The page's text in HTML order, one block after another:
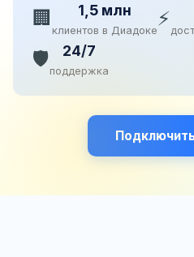
🏢 1,5 млн
клиентов в Диадоке⚡
🛡️ 24/7
поддержка